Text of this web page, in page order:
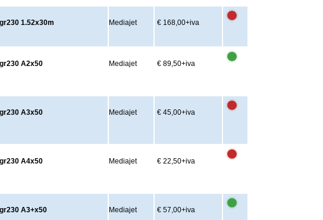
1.52x30m Mediajet € 168,00+iva
A2x50 Mediajet € 89,50+iva
A3x50 Mediajet € 45,00+iva
A4x50 Mediajet € 22,50+iva
A3+x50 Mediajet € 57,00+iva